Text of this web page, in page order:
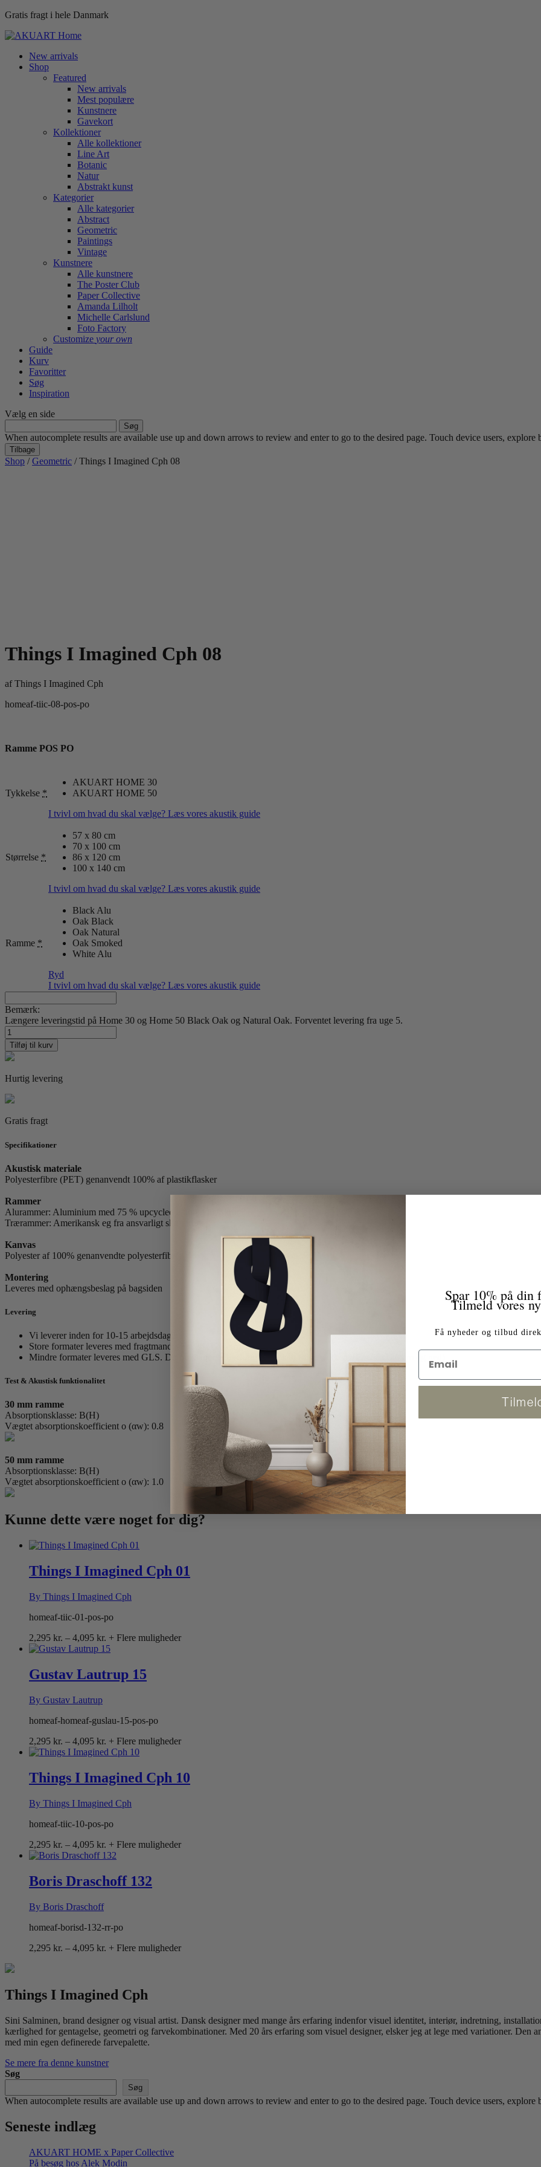
Gratis fragt i hele Danmark
New arrivals
Shop
Featured
New arrivals
Mest populære
Kunstnere
Gavekort
Kollektioner
Alle kollektioner
Line Art
Botanic
Natur
Abstrakt kunst
Kategorier
Alle kategorier
Abstract
Geometric
Paintings
Vintage
Kunstnere
Alle kunstnere
The Poster Club
Paper Collective
Amanda Lilholt
Michelle Carlslund
Foto Factory
Customize your own
Guide
Kurv
Favoritter
Søg
Inspiration
Vælg en side
efter:
When autocomplete results are available use up and down arrows to review and enter to go to the desired page. Touch device users,
Tilbage
Shop /Geometric / Things I Imagined Cph 08
Things I Imagined Cph 08
afThings I Imagined Cph
homeaf-tiic-08-pos-po
Ramme POS PO
Tykkelse *
AKUART HOME 30
AKUART HOME 50
I tvivl om hvad du skal vælge? Læs vores akustik guide
Størrelse *
57 x 80 cm
70 x 100 cm
86 x 120 cm
100 x 140 cm
I tvivl om hvad du skal vælge? Læs vores akustik guide
Ramme *
Black Alu
Oak Black
Oak Natural
Oak Smoked
White Alu
Ryd
I tvivl om hvad du skal vælge? Læs vores akustik guide
Bemærk:
Længere leveringstid på Home 30 og Home 50 Black Oak og Natural Oak. Forventet levering fra uge 5.
Things
I
Imagined
Cph
08
antal
Tilføj til kurv
Hurtig levering
Gratis fragt
Specifikationer
Akustisk materiale
Polyesterfibre (PET) genanvendt 100% af plastikflasker
Rammer
Alurammer: Aluminium med 75 % upcycled aluminiumsskrot
Trærammer: Amerikansk eg fra ansvarligt skovbrug.
Kanvas
Polyester af 100% genanvendte polyesterfibre.
Montering
Leveres med ophængsbeslag på bagsiden
Levering
Vi leverer inden for 10-15 arbejdsdage.
Store formater leveres med fragtmand. (Fra 86x120 cm)
Mindre formater leveres med GLS. Du modtager et tracking nr og kan følge pakken. (Fra 86x120 cm og ned)
Test & Akustisk funktionalitet
30 mm ramme
Absorptionsklasse: B(H)
Vægtet absorptionskoefficient o (αw): 0.8
50 mm ramme
Absorptionsklasse: B(H)
Vægtet absorptionskoefficient o (αw): 1.0
Kunne dette være noget for dig?
Things I Imagined Cph 01
By Things I Imagined Cph
homeaf-tiic-01-pos-po
2,295 kr. – 4,095 kr. Prisinterval:
2,295 kr.
4,095 kr.
+ Flere muligheder
Gustav Lautrup 15
By Gustav Lautrup
homeaf-homeaf-guslau-15-pos-po
2,295 kr. – 4,095 kr. Prisinterval:
2,295 kr.
4,095 kr.
+ Flere muligheder
Things I Imagined Cph 10
By Things I Imagined Cph
homeaf-tiic-10-pos-po
2,295 kr. – 4,095 kr. Prisinterval:
2,295 kr.
4,095 kr.
+ Flere muligheder
Boris Draschoff 132
By Boris Draschoff
homeaf-borisd-132-rr-po
2,295 kr. – 4,095 kr. Prisinterval:
+ Flere muligheder
Things I Imagined Cph
Sini Salminen, brand designer og visual artist. Dansk designer med mange års erfaring indenfor visuel identitet, interiør, indretning,
kærlighed for gentagelse, geometri og farvekombinationer. Med 20 års erfaring som visuel designer, elsker jeg at lege med variationer. Den
med min egen definerede farvepalette.
Se mere fra denne kunstner
Søg
Søg
When autocomplete results are available use up and down arrows to review and enter to go to the desired page. Touch device users,
Seneste indlæg
AKUART HOME x Paper Collective
På besøg hos Alek Modin
Spar 10% på din
Tilmeld vores
Få nyheder og tilbud